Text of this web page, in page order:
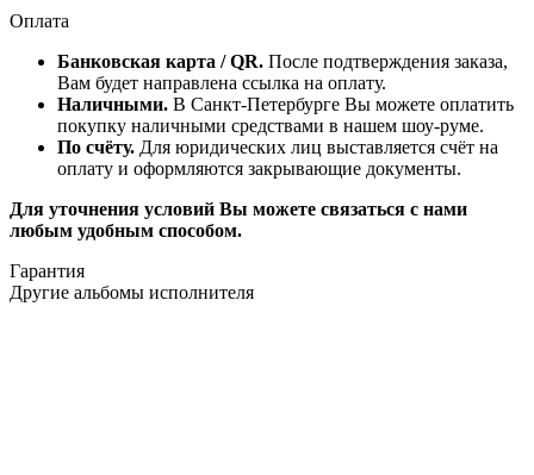
Оплата
Банковская карта / QR. После подтверждения заказа,
Вам будет направлена ссылка на оплату.
Наличными. В Санкт-Петербурге Вы можете оплатить
покупку наличными средствами в нашем шоу-руме.
По счёту. Для юридических лиц выставляется счёт на
оплату и оформляются закрывающие документы.
Для уточнения условий Вы можете связаться с нами
любым удобным способом.
Гарантия
Другие альбомы исполнителя